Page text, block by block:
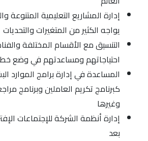
إدارة المشاريع التعليمية
يواجه الكثير من المتغيرات والتحديات
التنسيق مع الأقسام المختلفة
احتياجاتهم ومساعدتهم في وضع
المساعدة في إدارة برامج الموارد
كبرنامج تكريم العاملين وبرنامج
وغيرها
إدارة أنظمة الشركة للإجتماعات
بعد